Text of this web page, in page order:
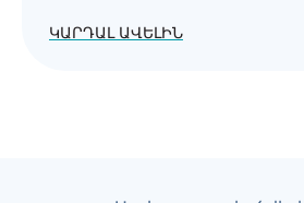
ԿԱՐԴԱԼ ԱՎԵԼԻՆ